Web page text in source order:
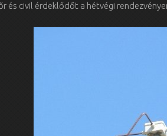
és civil érdeklődőt a hétvégi